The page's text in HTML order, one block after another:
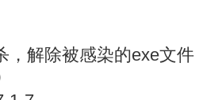
，解除被感染的exe文件